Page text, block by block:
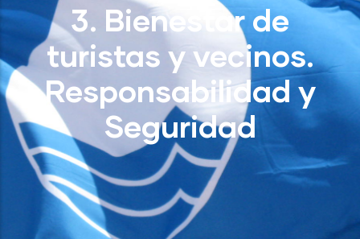
3. Bienestar de
turistas y vecinos.
Responsabilidad y
Seguridad